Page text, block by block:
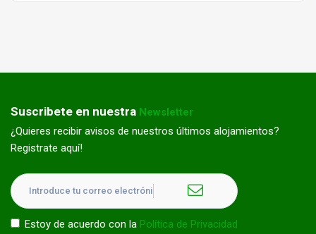
Suscribete en nuestra Newsletter
¿Quieres recibir avisos de nuestros últimos alojamientos?
Registrate aquí!
Estoy de acuerdo con la Política de Privacidad